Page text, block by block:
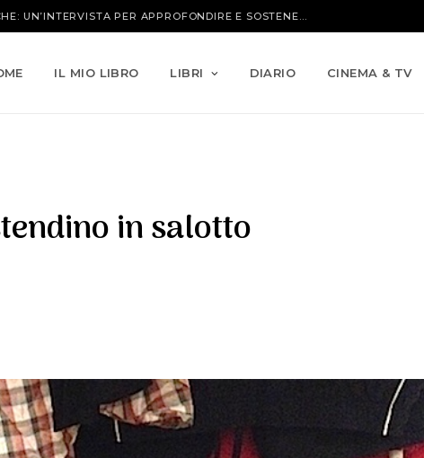
INVERSA
IL MIO LIBRO LIBRI DIARIO CINEMA & TV
in salotto